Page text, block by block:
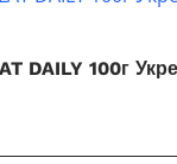
DAILY 100г